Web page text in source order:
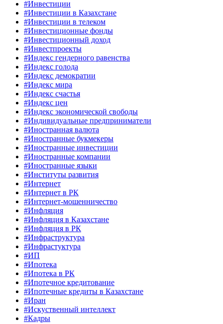
#Инвестиции
#Инвестиции в Казахстане
#Инвестиции в телеком
#Инвестиционные фонды
#Инвестиционный доход
#Инвестпроекты
#Индекс гендерного равенства
#Индекс голода
#Индекс демократии
#Индекс мира
#Индекс счастья
#Индекс цен
#Индекс экономической свободы
#Индивидуальные предприниматели
#Иностранная валюта
#Иностранные букмекеры
#Иностранные инвестиции
#Иностранные компании
#Иностранные языки
#Институты развития
#Интернет
#Интернет в РК
#Интернет-мошенничество
#Инфляция
#Инфляция в Казахстане
#Инфляция в РК
#Инфраструктура
#Инфрастуктура
#ИП
#Ипотека
#Ипотека в РК
#Ипотечное кредитование
#Ипотечные кредиты в Казахстане
#Иран
#Искуственный интеллект
#Кадры